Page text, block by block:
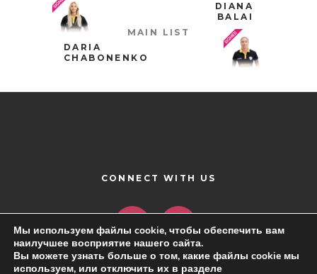
DARIA
CHABONENKO
MAIN LIST
DIANA
BALAI
CONNECT WITH US
Мы используем файлы cookie, чтобы обеспечить вам
наилучшее восприятие нашего сайта.
Вы можете узнать больше о том, какие файлы cookie мы
используем, или отключить их в разделе